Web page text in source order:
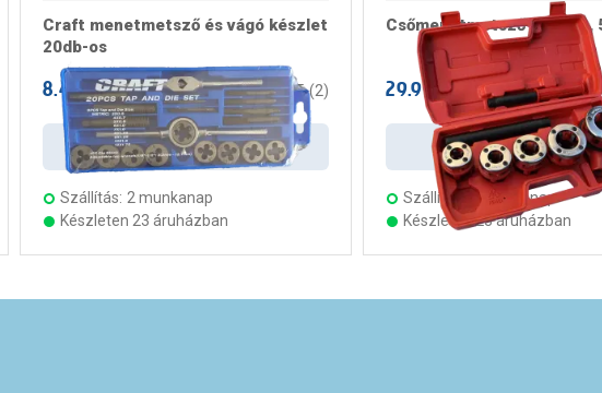
Craft menetmetsző és vágó készlet
20db-os
8.499 Ft / csomag 1.5 (2)
Kosárba
Szállítás: 2 munkanap
Készleten 23 áruházban
Csőmenetmetsző készlet,
29.990 Ft / darab
Kosárba
Szállítás: 2 munkanap
Készleten 23 áruházban